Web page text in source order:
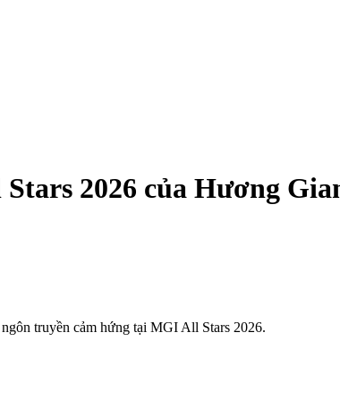
2026 của Hương
truyền cảm hứng tại MGI All Stars 2026.